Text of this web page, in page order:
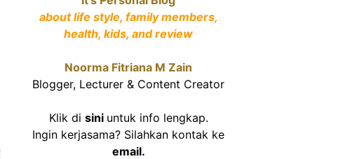
about life style, family members,
health, kids, and review
Noorma Fitriana M Zain
Blogger, Lecturer & Content Creator
Klik di sini untuk info lengkap.
Ingin kerjasama? Silahkan kontak ke
email.